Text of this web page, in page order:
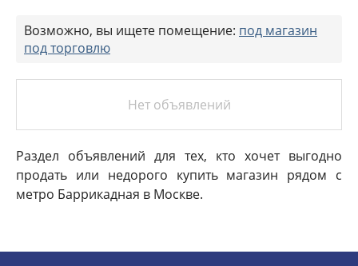
Возможно, вы ищете помещение: под магазин
под торговлю
Нет объявлений
Раздел объявлений для тех, кто хочет выгодно
продать или недорого купить магазин рядом с
метро Баррикадная в Москве.